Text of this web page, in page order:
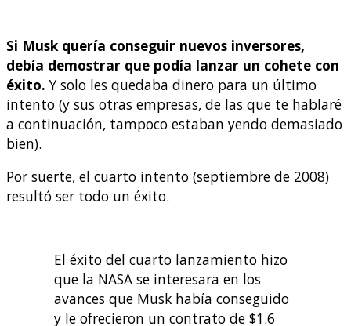
Si Musk quería conseguir nuevos inversores,
debía demostrar que podía lanzar un cohete con
éxito. Y solo les quedaba dinero para un último
intento (y sus otras empresas, de las que te hablaré
a continuación, tampoco estaban yendo demasiado
bien).
Por suerte, el cuarto intento (septiembre de 2008)
resultó ser todo un éxito.
El éxito del cuarto lanzamiento hizo
que la NASA se interesara en los
avances que Musk había conseguido
y le ofrecieron un contrato de $1.6